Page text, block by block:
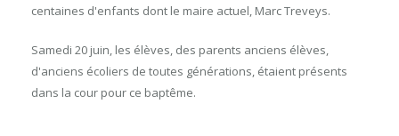
centaines d'enfants dont le maire actuel, Marc Treveys.
Samedi 20 juin, les élèves, des parents anciens élèves,
d'anciens écoliers de toutes générations, étaient présents
dans la cour pour ce baptême.